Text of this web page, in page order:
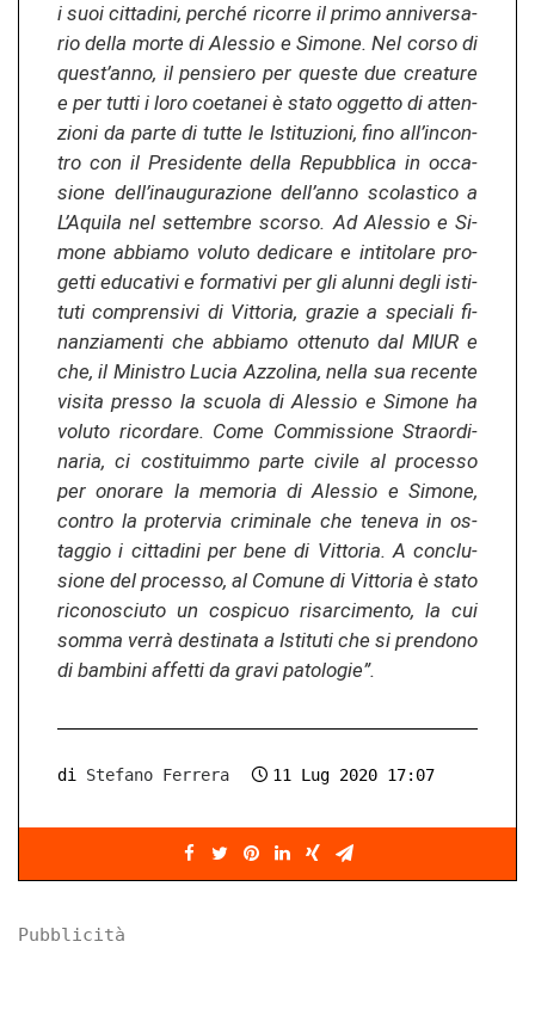
i suoi cit­ta­di­ni, per­ché ri­cor­re il primo an­ni­ver­sa­
rio della morte di Ales­sio e Si­mo­ne. Nel corso di
quest’anno, il pen­sie­ro per ques­te due crea­tu­re
e per tutti i loro coe­ta­nei è stato ogget­to di at­ten­
zio­ni da parte di tutte le Is­ti­tu­zio­ni, fino all’in­con­
tro con il Pre­si­den­te della Re­pu­bbli­ca in oc­ca­
sio­ne dell’in­au­gu­ra­zio­ne dell’anno sco­las­ti­co a
L’Aqui­la nel set­tem­bre scor­so. Ad Ales­sio e Si­
mo­ne ab­bia­mo vo­lu­to de­di­ca­re e in­ti­to­la­re pro­
get­ti edu­ca­ti­vi e for­ma­ti­vi per gli alun­ni degli is­ti­
tu­ti com­pren­sivi di Vit­to­ria, gra­zie a spe­cia­li fi­
nan­zia­men­ti che ab­bia­mo ot­te­nu­to dal MIUR e
che, il Mi­nis­tro Lucia Az­zo­li­na, nella sua re­cen­te
vi­si­ta pres­so la scuo­la di Ales­sio e Si­mo­ne ha
vo­lu­to ri­cor­da­re. Come Com­mis­sio­ne Stra­or­di­
na­ria, ci costi­tu­im­mo parte ci­vi­le al pro­ces­so
per ono­ra­re la me­mo­ria di Ales­sio e Si­mo­ne,
con­tro la pro­ter­via cri­mi­na­le che te­ne­va in os­
tag­gio i cit­ta­di­ni per bene di Vit­to­ria. A con­clu­
sio­ne del pro­ces­so, al Co­mu­ne di Vit­to­ria è stato
ri­co­nos­ciu­to un co­spi­cuo ri­sar­ci­men­to, la cui
somma verrà de­sti­na­ta a Is­ti­tu­ti che si pren­do­no
di bam­b­i­ni af­fet­ti da gravi pa­to­lo­gie”.
di Stefano Ferrera 11 Lug 2020 17:07
Pubblicità